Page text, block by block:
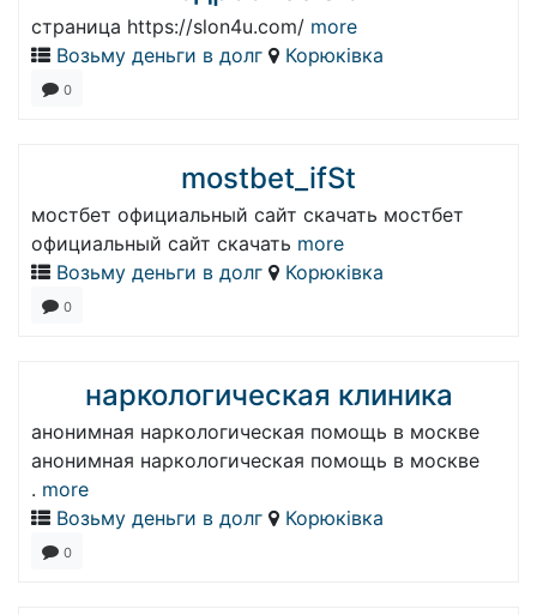
страница https://slon4u.com/ more
Возьму деньги в долг
Корюківка
0
mostbet_ifSt
мостбет официальный сайт скачать мостбет
официальный сайт скачать more
Возьму деньги в долг
Корюківка
0
наркологическая клиника
анонимная наркологическая помощь в москве
анонимная наркологическая помощь в москве
. more
Возьму деньги в долг
Корюківка
0